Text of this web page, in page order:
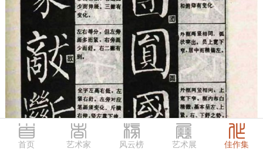
首页 艺术家 风云榜 艺术展 佳作集